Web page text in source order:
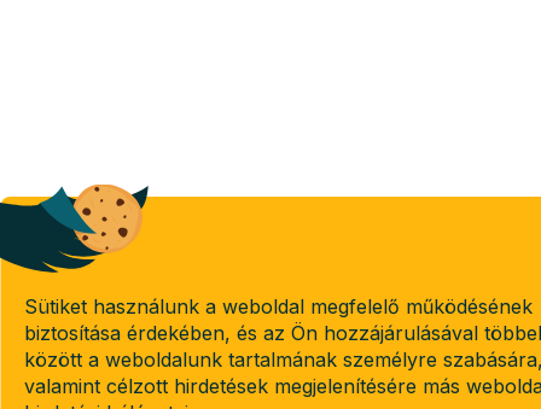
Sütiket használunk a weboldal megfelelő működésének
biztosítása érdekében, és az Ön hozzájárulásával
között a weboldalunk tartalmának személyre
valamint célzott hirdetések megjelenítésére más